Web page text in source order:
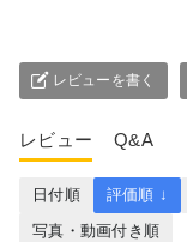
レビューを書く
レビュー Q&A
日付順 評価順 ↓
写真・動画付き順